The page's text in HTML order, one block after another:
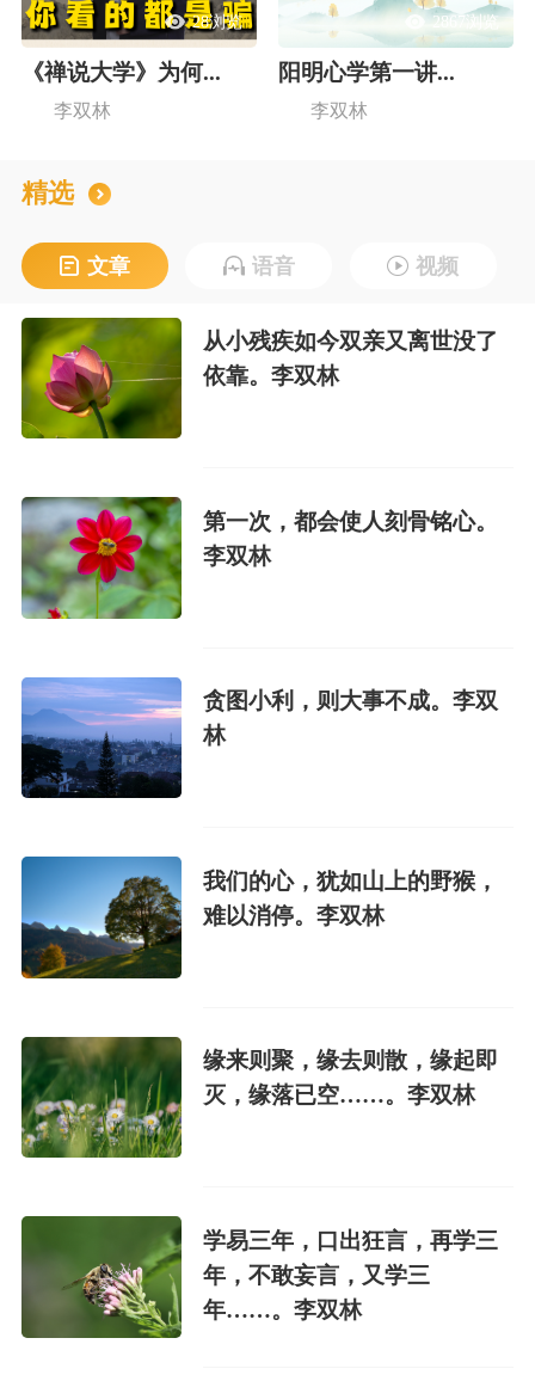
28浏览
《禅说大学》为何...
李双林
2867浏览
阳明心学第一讲...
李双林
精选
文章 语音 视频
从小残疾如今双亲又离世没了
依靠。李双林
第一次，都会使人刻骨铭心。
李双林
贪图小利，则大事不成。李双
林
我们的心，犹如山上的野猴，
难以消停。李双林
缘来则聚，缘去则散，缘起即
灭，缘落已空……。李双林
学易三年，口出狂言，再学三
年，不敢妄言，又学三
年……。李双林